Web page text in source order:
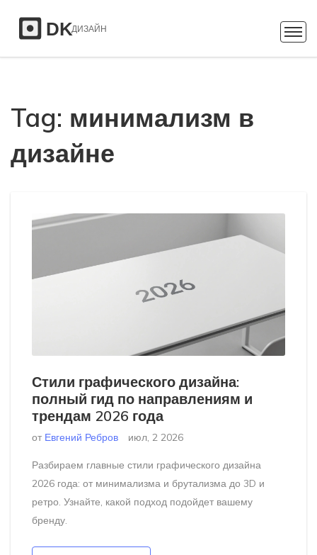
Tag: минимализм в
дизайне
Стили графического дизайна:
полный гид по направлениям и
трендам 2026 года
от Евгений Ребров июл, 2 2026
Разбираем главные стили графического дизайна
2026 года: от минимализма и брутализма до 3D и
ретро. Узнайте, какой подход подойдет вашему
бренду.